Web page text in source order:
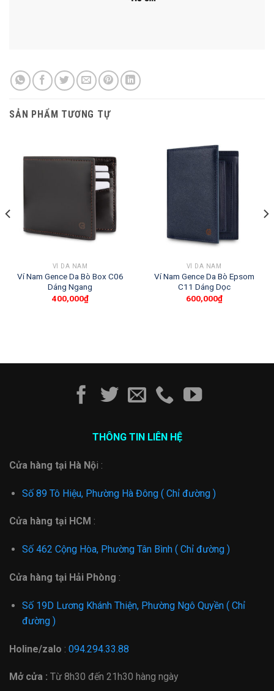
SẢN PHẨM TƯƠNG TỰ
VÍ DA NAM
Ví Nam Gence Da Bò Box C06
Dáng Ngang
400,000₫
VÍ DA NAM
Ví Nam Gence Da Bò Epsom
C11 Dáng Dọc
600,000₫
THÔNG TIN LIÊN HỆ
Cửa hàng tại Hà Nội :
Số 89 Tô Hiệu, Phường Hà Đông ( Chỉ đường )
Cửa hàng tại HCM :
Số 462 Cộng Hòa, Phường Tân Bình ( Chỉ đường )
Cửa hàng tại Hải Phòng :
Số 19D Lương Khánh Thiện, Phường Ngô Quyền ( Chỉ
đường )
Holine/zalo : 094.294.33.88
Mở cửa : Từ 8h30 đến 21h30 hàng ngày